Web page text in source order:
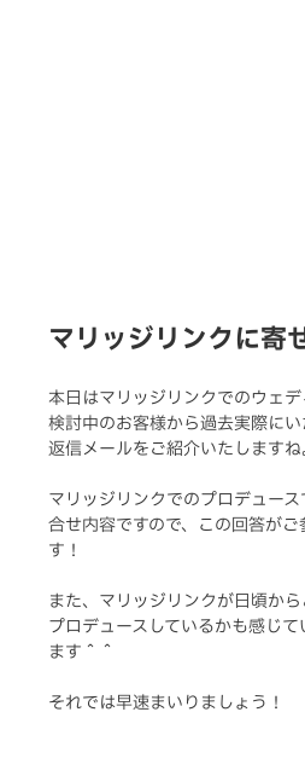
マリッジリンクに寄
本日はマリッジリンクでのウェ
検討中のお客様から過去実際に
返信メールをご紹介いたしますね
マリッジリンクでのプロデュー
合せ内容ですので、この回答が
す！
また、マリッジリンクが日頃か
プロデュースしているかも感じ
ます＾＾
それでは早速まいりましょう！